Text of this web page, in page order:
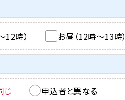
12時） お昼（12時～13時）
じ 申込者と異なる